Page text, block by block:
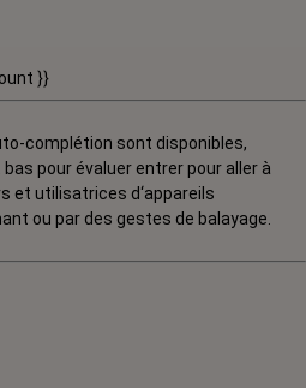
}}
complétion sont disponibles,
pour évaluer entrer pour aller à
et utilisatrices d‘appareils
ou par des gestes de balayage.